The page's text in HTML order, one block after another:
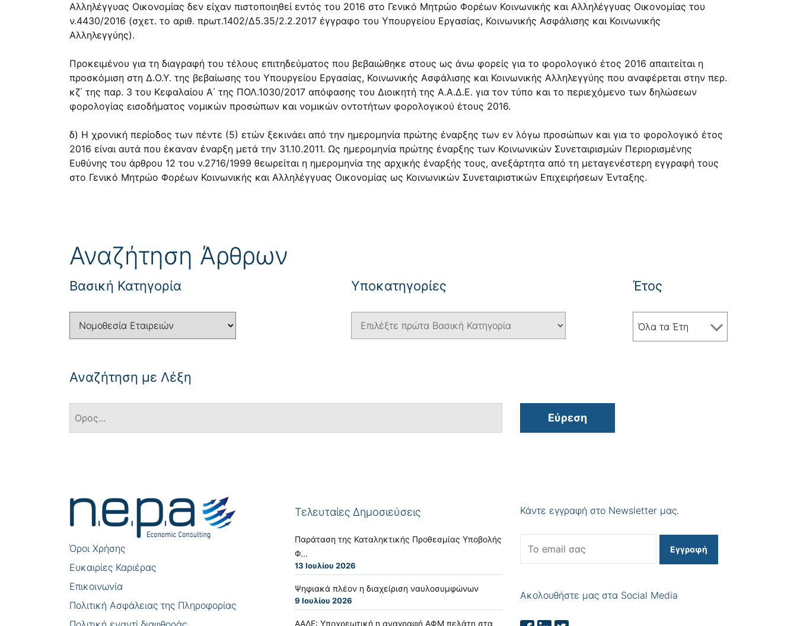
Αλληλέγγυας Οικονομίας δεν είχαν πιστοποιηθεί εντός του 2016 στο Γενικό Μητρώο Φορέων Κοινωνικής και Αλληλέγγυας Οικονομίας του
ν.4430/2016 (σχετ. το αριθ. πρωτ.1402/Δ5.35/2.2.2017 έγγραφο του Υπουργείου Εργασίας, Κοινωνικής Ασφάλισης και Κοινωνικής
Αλληλεγγύης).
Προκειμένου για τη διαγραφή του τέλους επιτηδεύματος που βεβαιώθηκε στους ως άνω φορείς για το φορολογικό έτος 2016 απαιτείται η
προσκόμιση στη Δ.Ο.Υ. της βεβαίωσης του Υπουργείου Εργασίας, Κοινωνικής Ασφάλισης και Κοινωνικής Αλληλεγγύης που αναφέρεται στην περ.
κζ΄ της παρ. 3 του Κεφαλαίου Α΄ της ΠΟΛ.1030/2017 απόφασης του Διοικητή της Α.Α.Δ.Ε. για τον τύπο και το περιεχόμενο των δηλώσεων
φορολογίας εισοδήματος νομικών προσώπων και νομικών οντοτήτων φορολογικού έτους 2016.
δ) Η χρονική περίοδος των πέντε (5) ετών ξεκινάει από την ημερομηνία πρώτης έναρξης των εν λόγω προσώπων και για το φορολογικό έτος
2016 είναι αυτά που έκαναν έναρξη μετά την 31.10.2011. Ως ημερομηνία πρώτης έναρξης των Κοινωνικών Συνεταιρισμών Περιορισμένης
Ευθύνης του άρθρου 12 του ν.2716/1999 θεωρείται η ημερομηνία της αρχικής έναρξής τους, ανεξάρτητα από τη μεταγενέστερη εγγραφή τους
στο Γενικό Μητρώο Φορέων Κοινωνικής και Αλληλέγγυας Οικονομίας ως Κοινωνικών Συνεταιριστικών Επιχειρήσεων Ένταξης.
Αναζήτηση Άρθρων
Βασική Κατηγορία Yποκατηγορίες Έτος
Όλα τα Έτη
Αναζήτηση με Λέξη
Εύρεση
Όροι Χρήσης
Eυκαιρίες Καριέρας
Επικοινωνία
Πολιτική Ασφάλειας της Πληροφορίας
Τελευταίες Δημοσιεύσεις
Παράταση της Καταληκτικής Προθεσμίας Υποβολής
Φ...
13 Ιουλίου 2026
Ψηφιακά πλέον η διαχείριση ναυλοσυμφώνων
9 Ιουλίου 2026
ΑΑΔΕ: Υποχρεωτική η αναγραφή ΑΦΜ πελάτη στα
Κάντε εγγραφή στο Newsletter μας.
Εγγραφή
Ακολουθήστε μας στα Social Media